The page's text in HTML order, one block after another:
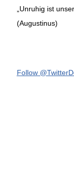
„Unruhig ist
(Augustinus)
Follow